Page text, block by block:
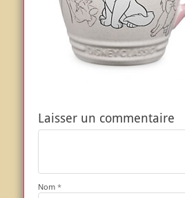
Laisser un commentaire
Nom *